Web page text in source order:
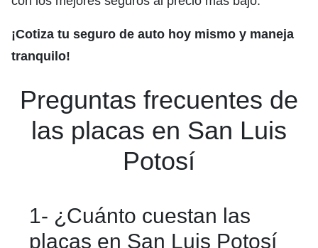
¡Cotiza tu seguro de auto hoy mismo y maneja
tranquilo!
Preguntas frecuentes de
las placas en San Luis
Potosí
1- ¿Cuánto cuestan las
placas en San Luis Potosí